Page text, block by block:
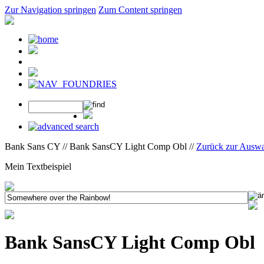
Zur Navigation springen Zum Content springen
Bank Sans CY // Bank SansCY Light Comp Obl // Zurück zur
Mein Textbeispiel
Bank SansCY Light Comp Obl